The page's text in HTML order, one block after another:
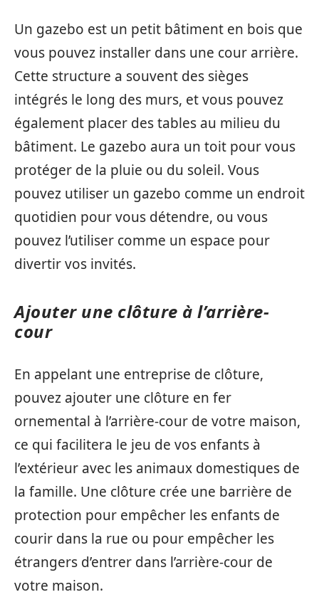
Un gazebo est un petit bâtiment en bois que
vous pouvez installer dans une cour arrière.
Cette structure a souvent des sièges
intégrés le long des murs, et vous pouvez
également placer des tables au milieu du
bâtiment. Le gazebo aura un toit pour vous
protéger de la pluie ou du soleil. Vous
pouvez utiliser un gazebo comme un endroit
quotidien pour vous détendre, ou vous
pouvez l’utiliser comme un espace pour
divertir vos invités.
Ajouter une clôture à l’arrière-
cour
En appelant une entreprise de clôture,
pouvez ajouter une clôture en fer
ornemental à l’arrière-cour de votre maison,
ce qui facilitera le jeu de vos enfants à
l’extérieur avec les animaux domestiques de
la famille. Une clôture crée une barrière de
protection pour empêcher les enfants de
courir dans la rue ou pour empêcher les
étrangers d’entrer dans l’arrière-cour de
votre maison.